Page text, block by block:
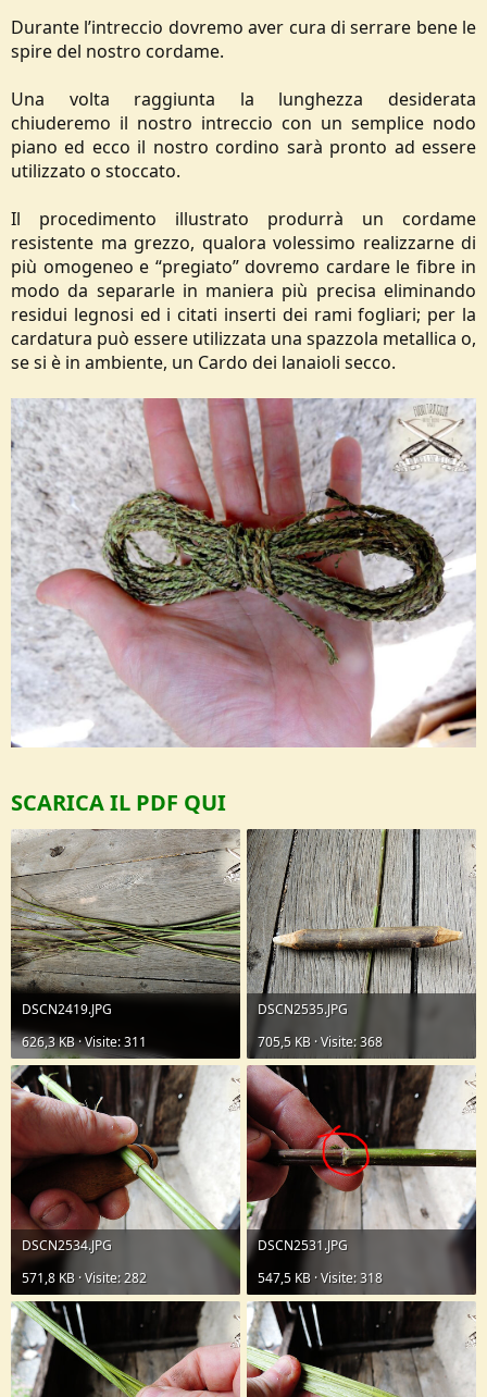
Durante l’intreccio dovremo aver cura di serrare bene le
spire del nostro cordame.
Una volta raggiunta la lunghezza desiderata
chiuderemo il nostro intreccio con un semplice nodo
piano ed ecco il nostro cordino sarà pronto ad essere
utilizzato o stoccato.
Il procedimento illustrato produrrà un cordame
resistente ma grezzo, qualora volessimo realizzarne di
più omogeneo e “pregiato” dovremo cardare le fibre in
modo da separarle in maniera più precisa eliminando
residui legnosi ed i citati inserti dei rami fogliari; per la
cardatura può essere utilizzata una spazzola metallica o,
se si è in ambiente, un Cardo dei lanaioli secco.
SCARICA IL PDF QUI
DSCN2419.JPG
626,3 KB · Visite: 311
DSCN2535.JPG
705,5 KB · Visite: 368
DSCN2534.JPG
571,8 KB · Visite: 282
DSCN2531.JPG
547,5 KB · Visite: 318